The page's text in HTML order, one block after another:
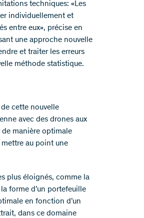
techniques: «Les
individuellement et
entre eux», précise en
une approche nouvelle
et traiter les erreurs
méthode statistique.
cette nouvelle
avec des drones aux
manière optimale
au point une
plus éloignés, comme la
forme d’un portefeuille
en fonction d’un
dans ce domaine